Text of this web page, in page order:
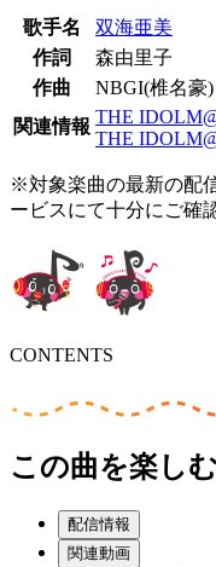
歌手名
双海亜美
作詞
森由里子
作曲
NBGI(椎名豪)
関連情報 THE
THE
※対象楽曲の最新の配
ービスにて十分にご確
CONTENTS
この曲を楽しむ
配信情報
関連動画